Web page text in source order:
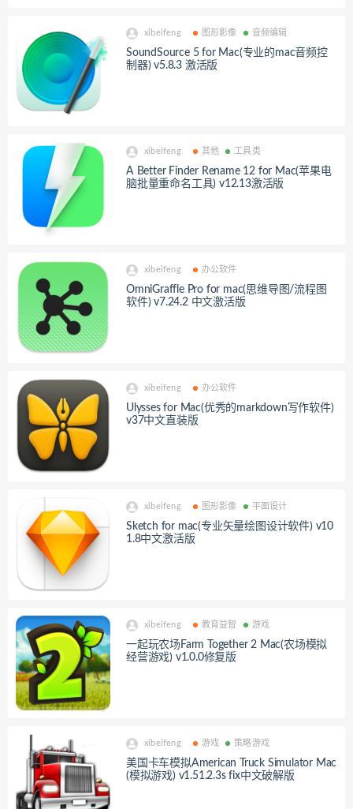
xibeifeng 图形影像 音频编辑
SoundSource 5 for Mac(专业的mac音频控
制器) v5.8.3 激活版
xibeifeng 其他 工具类
A Better Finder Rename 12 for Mac(苹果电
脑批量重命名工具) v12.13激活版
xibeifeng 办公软件
OmniGraffle Pro for mac(思维导图/流程图
软件) v7.24.2 中文激活版
xibeifeng 办公软件
Ulysses for Mac(优秀的markdown写作软件)
v37中文直装版
xibeifeng 图形影像 平面设计
Sketch for mac(专业矢量绘图设计软件) v10
1.8中文激活版
xibeifeng 教育益智 游戏
一起玩农场Farm Together 2 Mac(农场模拟
经营游戏) v1.0.0修复版
xibeifeng 游戏 策略游戏
美国卡车模拟American Truck Simulator Mac
(模拟游戏) v1.51.2.3s fix中文破解版